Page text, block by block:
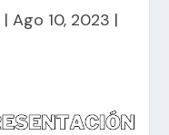
| Ago 10, 2023 |